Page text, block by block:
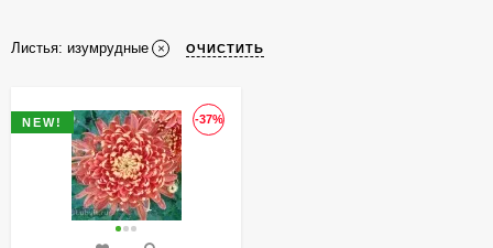
Листья: изумрудные ОЧИСТИТЬ
-37%
NEW!